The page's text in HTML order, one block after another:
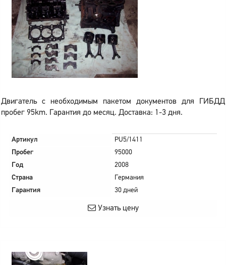
Двигатель с необходимым пакетом документов для ГИБДД
пробег 95km. Гарантия до месяц. Доставка: 1-3 дня.
Артикул
PU5/1411
Пробег
95000
Год
2008
Страна
Германия
Гарантия
30 дней
Узнать цену